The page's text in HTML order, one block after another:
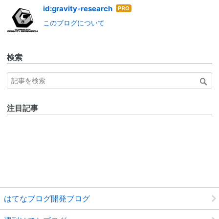
id:gravity-research はて
このブログについて
検索
注目記事
はてなブログ開発ブログ